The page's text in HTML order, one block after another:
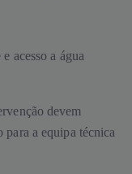
acesso a água
devem
para a equipa técnica